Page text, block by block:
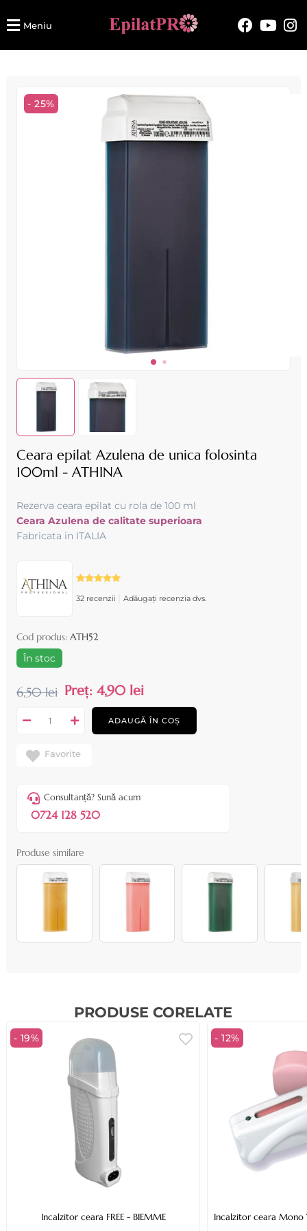
Meniu
- 25%
Ceara epilat Azulena de unica folosinta
100ml - ATHINA
Rezerva ceara epilat cu rola de 100 ml
Ceara Azulena de calitate superioara
Fabricata in ITALIA
32 recenzii Adăugați recenzia dvs.
Cod produs: ATH52
În stoc
6,50 lei Preț: 4,90 lei
ADAUGĂ ÎN COȘ
Favorite
Consultanță? Sună acum
0724 128 520
Produse similare
PRODUSE CORELATE
- 19%
Incalzitor ceara FREE - BIEMME
- 12%
Incalzitor ceara Mono